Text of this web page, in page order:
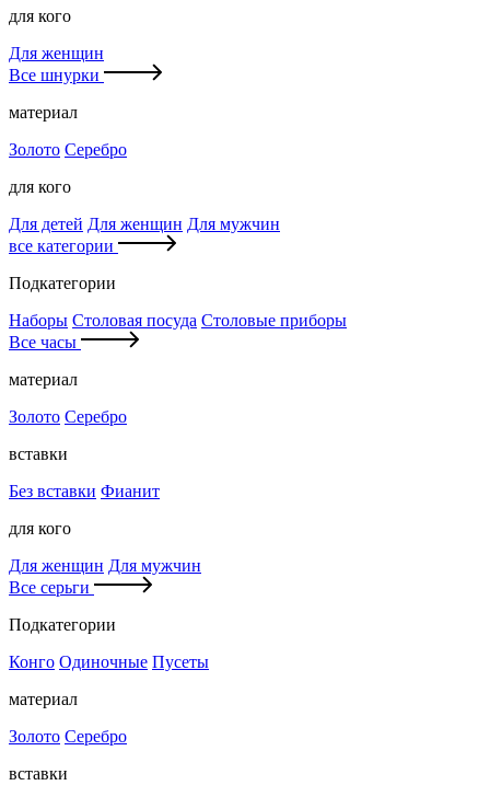
для кого
Для женщин
Все шнурки
материал
Золото Серебро
для кого
Для детей Для женщин Для мужчин
все категории
Подкатегории
Наборы Столовая посуда Столовые приборы
Все часы
материал
Золото Серебро
вставки
Без вставки Фианит
для кого
Для женщин Для мужчин
Все серьги
Подкатегории
Конго Одиночные Пусеты
материал
Золото Серебро
вставки